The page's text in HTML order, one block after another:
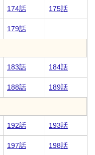
174話 175話
179話
183話 184話
188話 189話
192話 193話
197話 198話